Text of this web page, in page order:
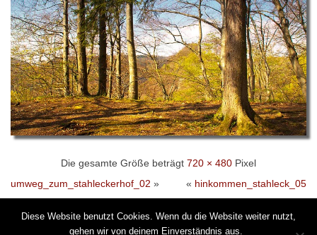
Die gesamte Größe beträgt 720 × 480Pixel
umweg_zum_stahleckerhof_02 » « hinkommen_stahleck_05
© 2026 by Stahlecker Hof -
Diese Website benutzt Cookies. Wenn du die Website weiter nutzt,
gehen wir von deinem Einverständnis aus.